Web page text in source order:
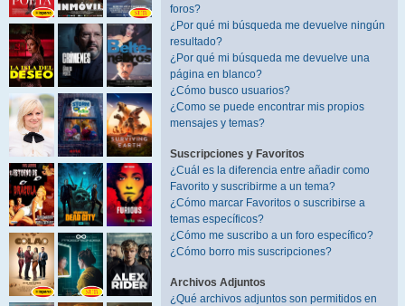
foros?
¿Por qué mi búsqueda me devuelve ningún
resultado?
¿Por qué mi búsqueda me devuelve una
página en blanco?
¿Cómo busco usuarios?
¿Como se puede encontrar mis propios
mensajes y temas?
Suscripciones y Favoritos
¿Cuál es la diferencia entre añadir como
Favorito y suscribirme a un tema?
¿Cómo marcar Favoritos o suscribirse a
temas específicos?
¿Cómo me suscribo a un foro específico?
¿Cómo borro mis suscripciones?
Archivos Adjuntos
¿Qué archivos adjuntos son permitidos en